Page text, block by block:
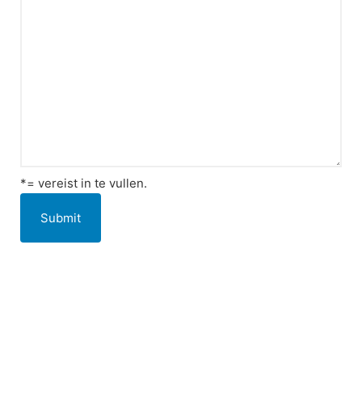
*= vereist in te vullen.